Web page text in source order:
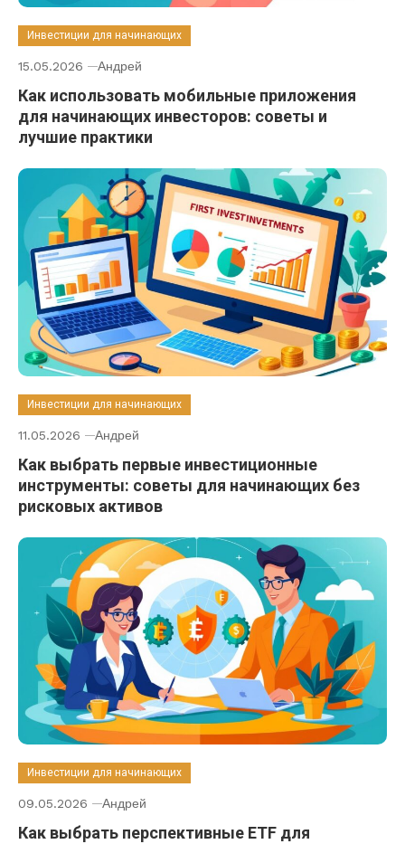
Инвестиции для начинающих
15.05.2026 Андрей
Как использовать мобильные приложения
для начинающих инвесторов: советы и
лучшие практики
Инвестиции для начинающих
11.05.2026 Андрей
Как выбрать первые инвестиционные
инструменты: советы для начинающих без
рисковых активов
Инвестиции для начинающих
09.05.2026 Андрей
Как выбрать перспективные ETF для